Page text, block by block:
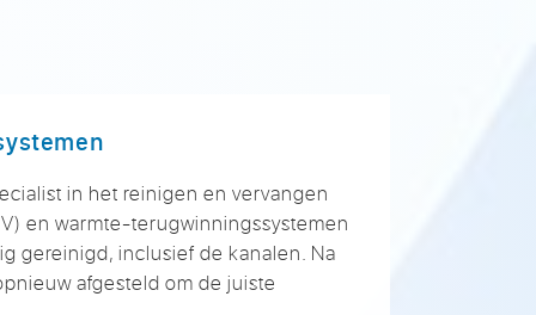
in het reinigen en vervangen
en warmte-terugwinningssystemen
gereinigd, inclusief de kanalen. Na
afgesteld om de juiste